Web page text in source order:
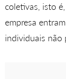
coletivas, isto
empresa
individuais não